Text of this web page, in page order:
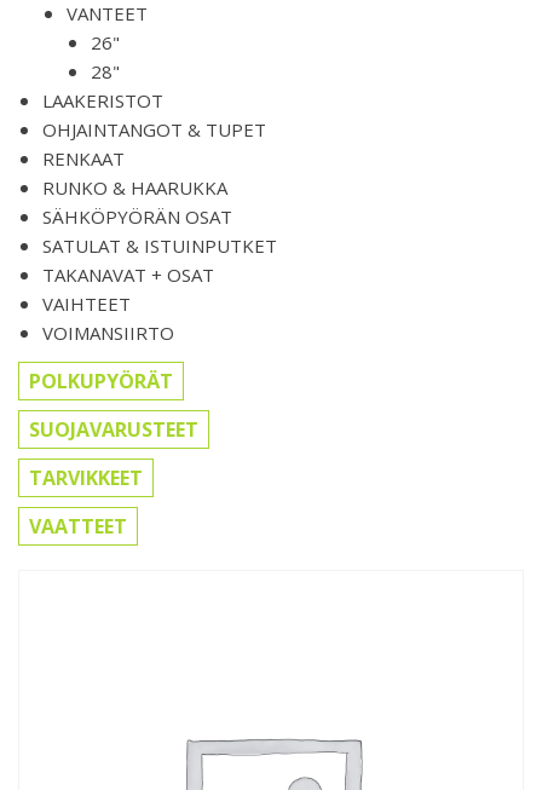
VANTEET
26"
28"
LAAKERISTOT
OHJAINTANGOT & TUPET
RENKAAT
RUNKO & HAARUKKA
SÄHKÖPYÖRÄN OSAT
SATULAT & ISTUINPUTKET
TAKANAVAT + OSAT
VAIHTEET
VOIMANSIIRTO
POLKUPYÖRÄT
SUOJAVARUSTEET
TARVIKKEET
VAATTEET